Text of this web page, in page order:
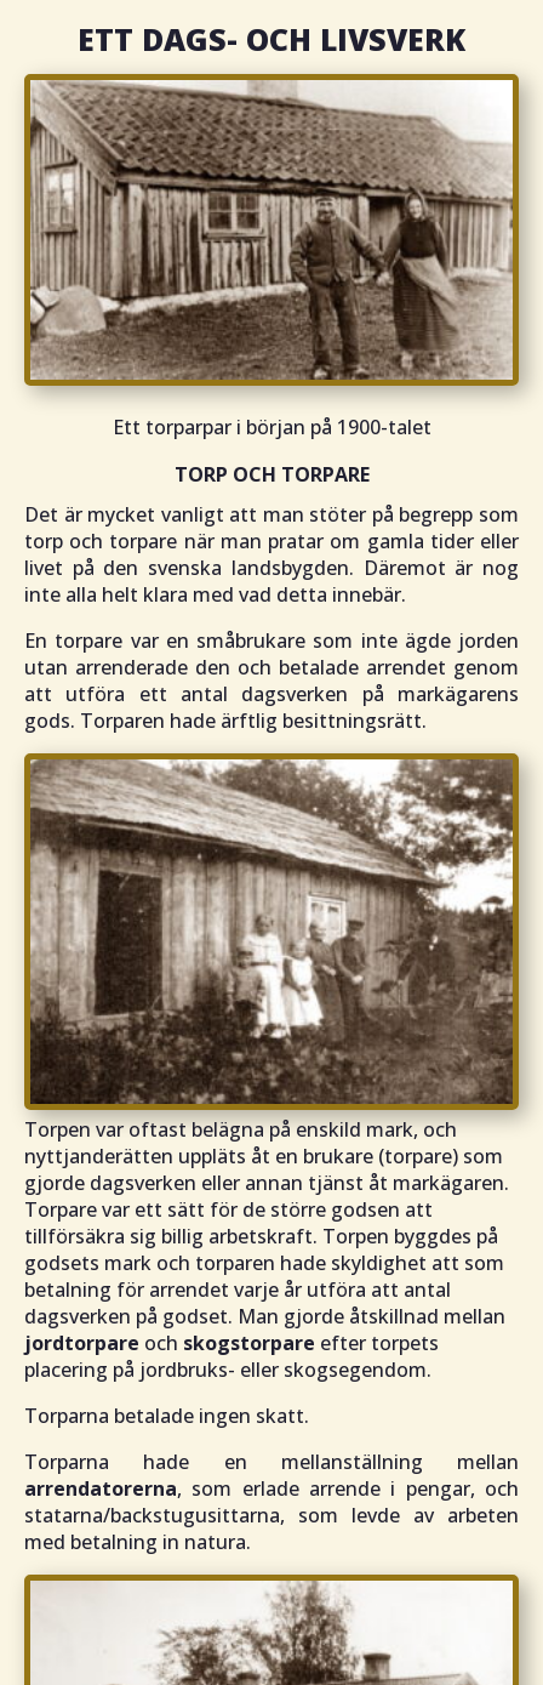
ETT DAGS- OCH LIVSVERK
Ett torparpar i början på 1900-talet
TORP OCH TORPARE
Det är mycket vanligt att man stöter på begrepp som
torp och torpare när man pratar om gamla tider eller
livet på den svenska landsbygden. Däremot är nog
inte alla helt klara med vad detta innebär.
En torpare var en småbrukare som inte ägde jorden
utan arrenderade den och betalade arrendet genom
att utföra ett antal dagsverken på markägarens
gods. Torparen hade ärftlig besittningsrätt.
Torpen var oftast belägna på enskild mark, och
nyttjanderätten uppläts åt en brukare (torpare) som
gjorde dagsverken eller annan tjänst åt markägaren.
Torpare var ett sätt för de större godsen att
tillförsäkra sig billig arbetskraft. Torpen byggdes på
godsets mark och torparen hade skyldighet att som
betalning för arrendet varje år utföra att antal
dagsverken på godset. Man gjorde åtskillnad mellan
jordtorpare och skogstorpare efter torpets
placering på jordbruks- eller skogsegendom.
Torparna betalade ingen skatt.
Torparna hade en mellanställning mellan
arrendatorerna, som erlade arrende i pengar, och
statarna/backstugusittarna, som levde av arbeten
med betalning in natura.